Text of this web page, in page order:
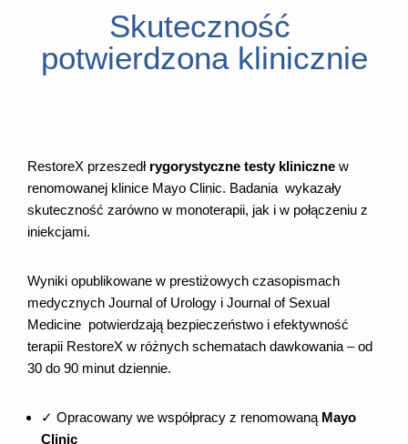
Skuteczność
potwierdzona klinicznie
RestoreX przeszedł rygorystyczne testy kliniczne w
renomowanej klinice Mayo Clinic. Badania wykazały
skuteczność zarówno w monoterapii, jak i w połączeniu z
iniekcjami.
Wyniki opublikowane w prestiżowych czasopismach
medycznych Journal of Urology i Journal of Sexual
Medicine potwierdzają bezpieczeństwo i efektywność
terapii RestoreX w różnych schematach dawkowania – od
30 do 90 minut dziennie.
✓ Opracowany we współpracy z renomowaną Mayo
Clinic